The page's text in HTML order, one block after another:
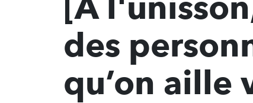
des
qu’on aille